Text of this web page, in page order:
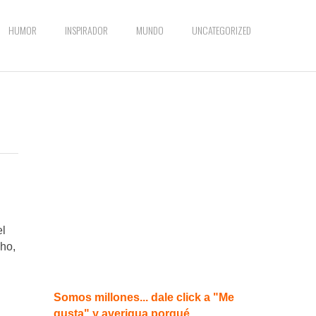
HUMOR INSPIRADOR MUNDO UNCATEGORIZED
Somos millones... dale click a "Me
gusta" y averigua porqué